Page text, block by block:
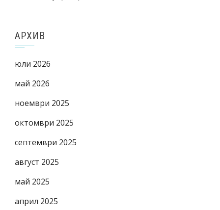
АРХИВ
юли 2026
май 2026
ноември 2025
октомври 2025
септември 2025
август 2025
май 2025
април 2025